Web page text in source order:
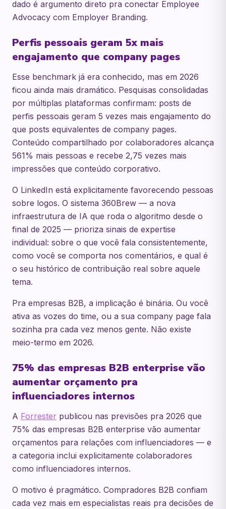
dado é argumento direto pra conectar Employee
Advocacy com Employer Branding.
Perfis pessoais geram 5x mais
engajamento que company pages
Esse benchmark já era conhecido, mas em 2026
ficou ainda mais dramático. Pesquisas consolidadas
por múltiplas plataformas confirmam: posts de
perfis pessoais geram 5 vezes mais engajamento do
que posts equivalentes de company pages.
Conteúdo compartilhado por colaboradores alcança
561% mais pessoas e recebe 2,75 vezes mais
impressões que conteúdo corporativo.
O LinkedIn está explicitamente favorecendo pessoas
sobre logos. O sistema 360Brew — a nova
infraestrutura de IA que roda o algoritmo desde o
final de 2025 — prioriza sinais de expertise
individual: sobre o que você fala consistentemente,
como você se comporta nos comentários, e qual é
o seu histórico de contribuição real sobre aquele
tema.
Pra empresas B2B, a implicação é binária. Ou você
ativa as vozes do time, ou a sua company page fala
sozinha pra cada vez menos gente. Não existe
meio-termo em 2026.
75% das empresas B2B enterprise vão
aumentar orçamento pra
influenciadores internos
A Forrester publicou nas previsões pra 2026 que
75% das empresas B2B enterprise vão aumentar
orçamentos para relações com influenciadores — e
a categoria inclui explicitamente colaboradores
como influenciadores internos.
O motivo é pragmático. Compradores B2B confiam
cada vez mais em especialistas reais pra decisões de